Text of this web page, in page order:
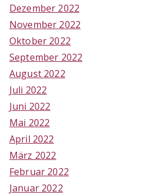
Dezember 2022
November 2022
Oktober 2022
September 2022
August 2022
Juli 2022
Juni 2022
Mai 2022
April 2022
März 2022
Februar 2022
Januar 2022